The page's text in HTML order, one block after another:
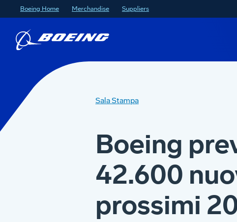
Boeing Home Merchandise Suppliers
Sala Stampa
Boeing
42.600
prossimi